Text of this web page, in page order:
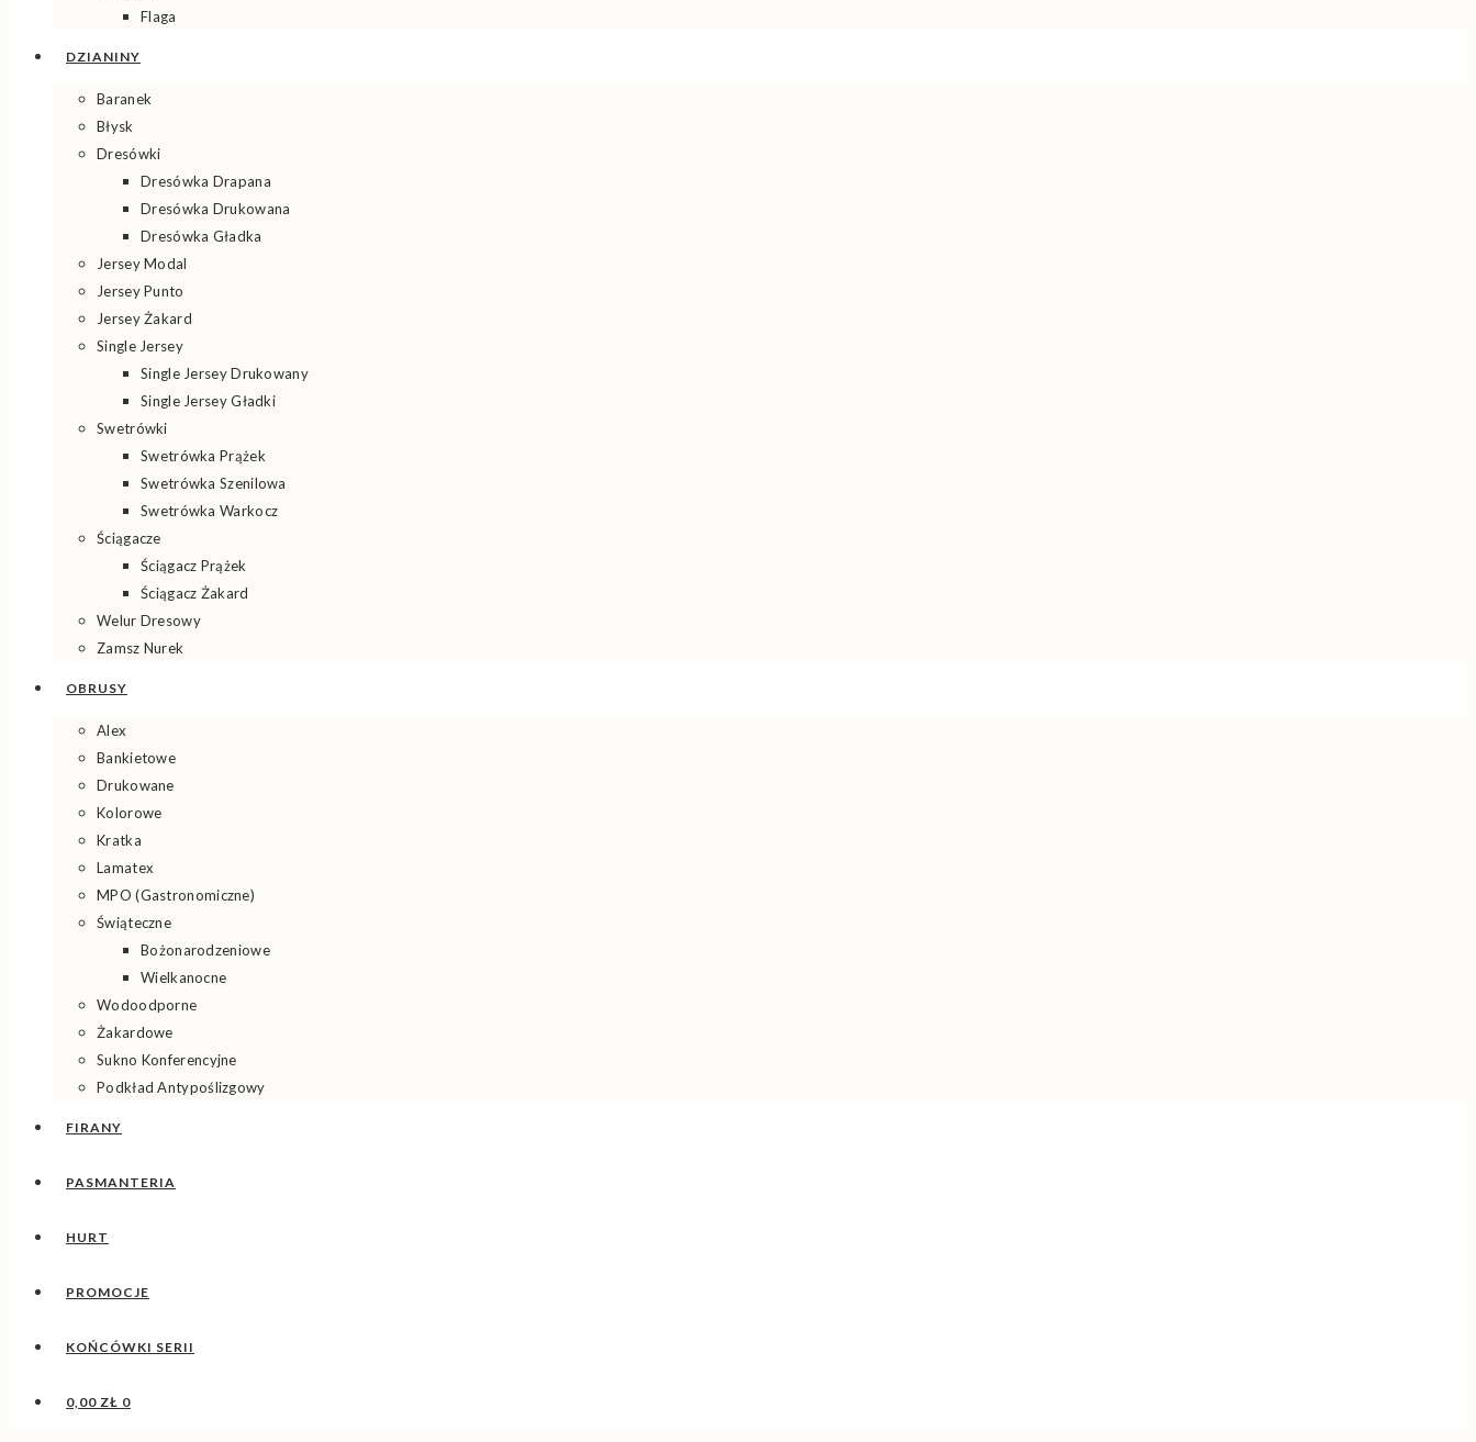
Flaga
DZIANINY
Baranek
Błysk
Dresówki
Dresówka Drapana
Dresówka Drukowana
Dresówka Gładka
Jersey Modal
Jersey Punto
Jersey Żakard
Single Jersey
Single Jersey Drukowany
Single Jersey Gładki
Swetrówki
Swetrówka Prążek
Swetrówka Szenilowa
Swetrówka Warkocz
Ściągacze
Ściągacz Prążek
Ściągacz Żakard
Welur Dresowy
Zamsz Nurek
OBRUSY
Alex
Bankietowe
Drukowane
Kolorowe
Kratka
Lamatex
MPO (Gastronomiczne)
Świąteczne
Bożonarodzeniowe
Wielkanocne
Wodoodporne
Żakardowe
Sukno Konferencyjne
Podkład Antypoślizgowy
FIRANY
PASMANTERIA
HURT
PROMOCJE
KOŃCÓWKI SERII
0,00 ZŁ 0